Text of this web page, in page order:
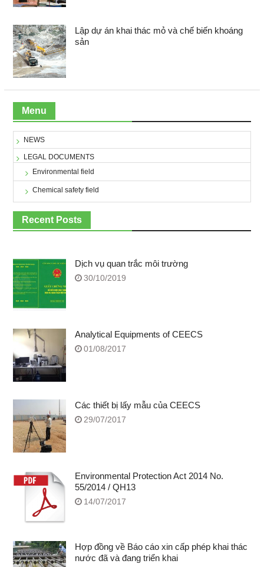
Lập dự án khai thác mỏ và chế biến khoáng
sản
Menu
NEWS
LEGAL DOCUMENTS
Environmental field
Chemical safety field
Recent Posts
Dịch vụ quan trắc môi trường
30/10/2019
Analytical Equipments of CEECS
01/08/2017
Các thiết bị lấy mẫu của CEECS
29/07/2017
Environmental Protection Act 2014 No.
55/2014 / QH13
14/07/2017
Hợp đồng về Báo cáo xin cấp phép khai thác
nước đã và đang triển khai